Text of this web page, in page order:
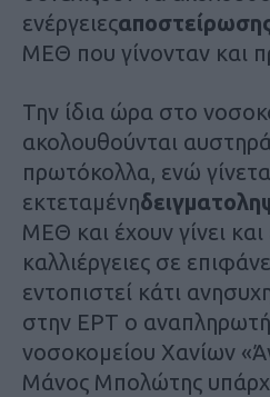
ενέργειες
ΜΕΘ που γίνονταν και
Την ίδια ώρα στο
ακολουθούνται
πρωτόκολλα, ενώ
εκτεταμένη
ΜΕΘ και έχουν γίνει και
καλλιέργειες σε
εντοπιστεί κάτι
στην ΕΡΤ ο
νοσοκομείου Χανίων
Μάνος Μπολώτης